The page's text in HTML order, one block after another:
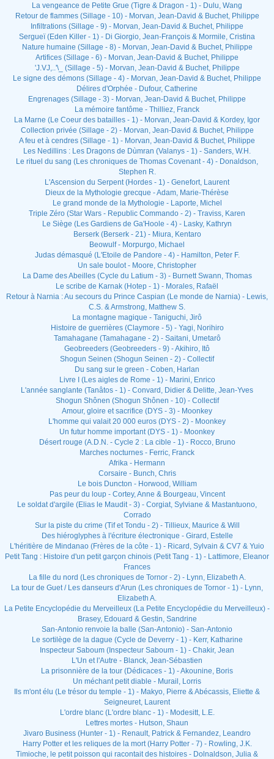
La vengeance de Petite Grue (Tigre & Dragon - 1) - Dulu, Wang
Retour de flammes (Sillage - 10) - Morvan, Jean-David & Buchet, Philippe
Infiltrations (Sillage - 9) - Morvan, Jean-David & Buchet, Philippe
Sergueï (Eden Killer - 1) - Di Giorgio, Jean-François & Mormile, Cristina
Nature humaine (Sillage - 8) - Morvan, Jean-David & Buchet, Philippe
Artifices (Sillage - 6) - Morvan, Jean-David & Buchet, Philippe
'J.VJ,..'\_ (Sillage - 5) - Morvan, Jean-David & Buchet, Philippe
Le signe des démons (Sillage - 4) - Morvan, Jean-David & Buchet, Philippe
Délires d'Orphée - Dufour, Catherine
Engrenages (Sillage - 3) - Morvan, Jean-David & Buchet, Philippe
La mémoire fantôme - Thilliez, Franck
La Marne (Le Coeur des batailles - 1) - Morvan, Jean-David & Kordey, Igor
Collection privée (Sillage - 2) - Morvan, Jean-David & Buchet, Philippe
A feu et à cendres (Sillage - 1) - Morvan, Jean-David & Buchet, Philippe
Les Nedillins : Les Dragons de Dùmran (Valanys - 1) - Sanders, W.H.
Le rituel du sang (Les chroniques de Thomas Covenant - 4) - Donaldson,
Stephen R.
L'Ascension du Serpent (Hordes - 1) - Genefort, Laurent
Dieux de la Mythologie grecque - Adam, Marie-Thérèse
Le grand monde de la Mythologie - Laporte, Michel
Triple Zéro (Star Wars - Republic Commando - 2) - Traviss, Karen
Le Siège (Les Gardiens de Ga'Hoole - 4) - Lasky, Kathryn
Berserk (Berserk - 21) - Miura, Kentaro
Beowulf - Morpurgo, Michael
Judas démasqué (L'Etoile de Pandore - 4) - Hamilton, Peter F.
Un sale boulot - Moore, Christopher
La Dame des Abeilles (Cycle du Latium - 3) - Burnett Swann, Thomas
Le scribe de Karnak (Hotep - 1) - Morales, Rafaël
Retour à Narnia : Au secours du Prince Caspian (Le monde de Narnia) - Lewis,
C.S. & Armstrong, Matthew S.
La montagne magique - Taniguchi, Jirô
Histoire de guerrières (Claymore - 5) - Yagi, Norihiro
Tamahagane (Tamahagane - 2) - Saitani, Umetarô
Geobreeders (Geobreeders - 9) - Akihiro, Itô
Shogun Seinen (Shogun Seinen - 2) - Collectif
Du sang sur le green - Coben, Harlan
Livre I (Les aigles de Rome - 1) - Marini, Enrico
L'année sanglante (Tanâtos - 1) - Convard, Didier & Delitte, Jean-Yves
Shogun Shônen (Shogun Shônen - 10) - Collectif
Amour, gloire et sacrifice (DYS - 3) - Moonkey
L'homme qui valait 20 000 euros (DYS - 2) - Moonkey
Un futur homme important (DYS - 1) - Moonkey
Désert rouge (A.D.N. - Cycle 2 : La cible - 1) - Rocco, Bruno
Marches nocturnes - Ferric, Franck
Afrika - Hermann
Corsaire - Bunch, Chris
Le bois Duncton - Horwood, William
Pas peur du loup - Cortey, Anne & Bourgeau, Vincent
Le soldat d'argile (Elias le Maudit - 3) - Corgiat, Sylviane & Mastantuono,
Corrado
Sur la piste du crime (Tif et Tondu - 2) - Tillieux, Maurice & Will
Des hiéroglyphes à l'écriture électronique - Girard, Estelle
L'héritière de Mindanao (Frères de la côte - 1) - Ricard, Sylvain & CV7 & Yuio
Petit Tang : Histoire d'un petit garçon chinois (Petit Tang - 1) - Lattimore, Eleanor
Frances
La fille du nord (Les chroniques de Tornor - 2) - Lynn, Elizabeth A.
La tour de Guet / Les danseurs d'Arun (Les chroniques de Tornor - 1) - Lynn,
Elizabeth A.
La Petite Encyclopédie du Merveilleux (La Petite Encyclopédie du Merveilleux) -
Brasey, Edouard & Gestin, Sandrine
San-Antonio renvoie la balle (San-Antonio) - San-Antonio
Le sortilège de la dague (Cycle de Deverry - 1) - Kerr, Katharine
Inspecteur Saboum (Inspecteur Saboum - 1) - Chakir, Jean
L'Un et l'Autre - Blanck, Jean-Sébastien
La prisonnière de la tour (Dédicaces - 1) - Akounine, Boris
Un méchant petit diable - Murail, Lorris
Ils m'ont élu (Le trésor du temple - 1) - Makyo, Pierre & Abécassis, Eliette &
Seigneuret, Laurent
L'ordre blanc (L'ordre blanc - 1) - Modesitt, L.E.
Lettres mortes - Hutson, Shaun
Jivaro Business (Hunter - 1) - Renault, Patrick & Fernandez, Leandro
Harry Potter et les reliques de la mort (Harry Potter - 7) - Rowling, J.K.
Timioche, le petit poisson qui racontait des histoires - Dolnaldson, Julia &